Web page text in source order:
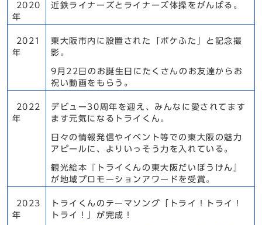
2020
年
近鉄ライナーズとライナーズ体操をがんばる。
2021
年
東大阪市内に設置された「ポケふた」と記念撮
影。
9月22日のお誕生日にたくさんのお友達からお
祝い動画をもらう。
2022
年
デビュー30周年を迎え、みんなに愛されてます
ます元気になるトライくん。
日々の情報発信やイベント等での東大阪の魅力
アピールに、よりいっそう力を入れている。
観光絵本『トライくんの東大阪だいぼうけん』
が地域プロモーションアワードを受賞。
2023
年
トライくんのテーマソング「トライ！トライ！
トライ！」が完成！